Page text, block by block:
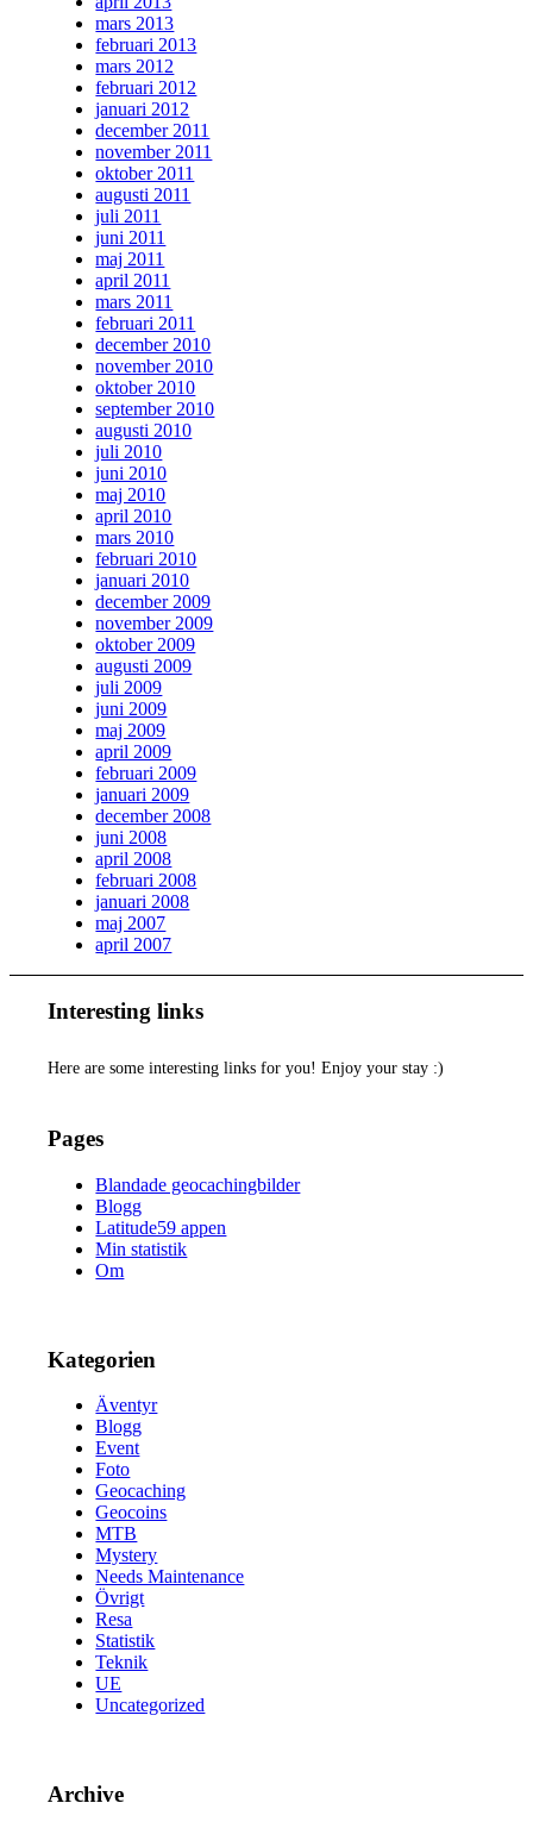
mars 2013
februari 2013
mars 2012
februari 2012
januari 2012
december 2011
november 2011
oktober 2011
augusti 2011
juli 2011
juni 2011
maj 2011
april 2011
mars 2011
februari 2011
december 2010
november 2010
oktober 2010
september 2010
augusti 2010
juli 2010
juni 2010
maj 2010
april 2010
mars 2010
februari 2010
januari 2010
december 2009
november 2009
oktober 2009
augusti 2009
juli 2009
juni 2009
maj 2009
april 2009
februari 2009
januari 2009
december 2008
juni 2008
april 2008
februari 2008
januari 2008
maj 2007
april 2007
Interesting links
Here are some interesting links for you! Enjoy your stay :)
Pages
Blandade geocachingbilder
Blogg
Latitude59 appen
Min statistik
Om
Kategorien
Äventyr
Blogg
Event
Foto
Geocaching
Geocoins
MTB
Mystery
Needs Maintenance
Övrigt
Resa
Statistik
Teknik
UE
Uncategorized
Archive